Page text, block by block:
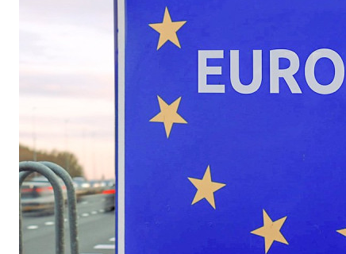
Unsere Events
Unterstützungsunterschriften
Mache bei Volt mit!
Deine Spende an Volt Berlin
Newsticker BVV